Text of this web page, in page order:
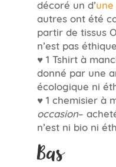
décoré un d’
autres ont été
partir de tissus
n’est pas éthique
♥ 1 Tshirt à
donné par une
écologique ni
♥ 1 chemisier à
occasion–
n’est ni bio ni
Bas